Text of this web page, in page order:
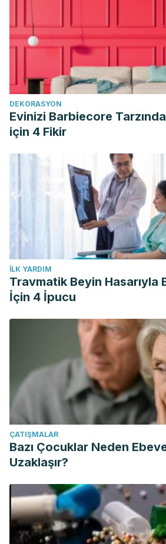
K. P. Sampath Kumar; Debjit
Umadevi. 2012. Traditional and
Journal of Pharmacognosy and
https://www.phytojournal.com/
Kathleen M. Zelman. Good Eggs:
Hard to Beat. WebMD.
https://www.webmd.com/diet/
DEKORASYON
Evinizi Barbiecore
için 4 Fikir
İLK YARDIM
Travmatik Beyin Hasarıyla
İçin 4 İpucu
ÇATIŞMALAR
Bazı Çocuklar Neden
Uzaklaşır?